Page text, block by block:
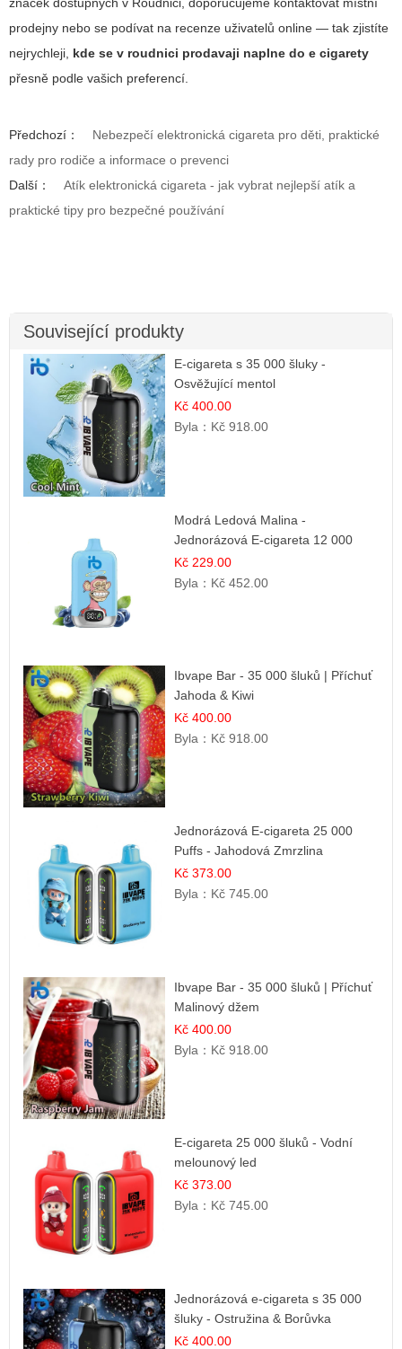
značek dostupných v Roudnici, doporučujeme kontaktovat místní
prodejny nebo se podívat na recenze uživatelů online — tak zjistíte
nejrychleji, kde se v roudnici prodavaji naplne do e cigarety
přesně podle vašich preferencí.
Předchozí：
Nebezpečí elektronická cigareta pro děti, praktické
rady pro rodiče a informace o prevenci
Další：
Atík elektronická cigareta - jak vybrat nejlepší atík a
praktické tipy pro bezpečné používání
Související produkty
E-cigareta s 35 000 šluky -
Osvěžující mentol
Kč 400.00
Byla： Kč 918.00
Modrá Ledová Malina -
Jednorázová E-cigareta 12 000
šluků | Osvěžující Bobulová Příchuť
Kč 229.00
Byla： Kč 452.00
Ibvape Bar - 35 000 šluků | Příchuť
Jahoda & Kiwi
Kč 400.00
Byla： Kč 918.00
Jednorázová E-cigareta 25 000
Puffs - Jahodová Zmrzlina
Kč 373.00
Byla： Kč 745.00
Ibvape Bar - 35 000 šluků | Příchuť
Malinový džem
Kč 400.00
Byla： Kč 918.00
E-cigareta 25 000 šluků - Vodní
melounový led
Kč 373.00
Byla： Kč 745.00
Jednorázová e-cigareta s 35 000
šluky - Ostružina & Borůvka
Kč 400.00